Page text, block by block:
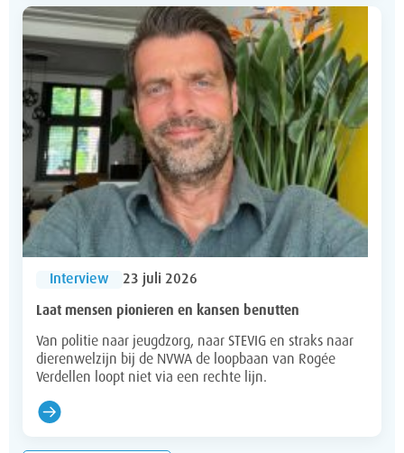
Interview 23 juli 2026
Laat mensen pionieren en kansen benutten
Van politie naar jeugdzorg, naar STEVIG en straks naar
dierenwelzijn bij de NVWA de loopbaan van Rogée
Verdellen loopt niet via een rechte lijn.